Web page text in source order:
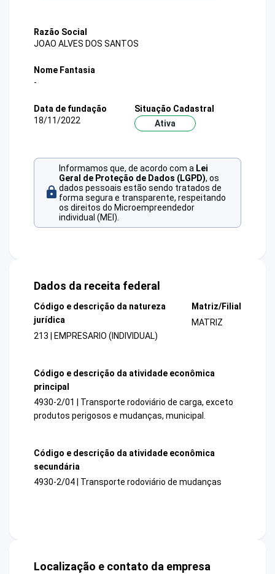
Razão Social
JOAO ALVES DOS SANTOS
Nome Fantasia
-
Data de fundação
18/11/2022
Situação Cadastral
Ativa
Informamos que, de acordo com a Lei
Geral de Proteção de Dados (LGPD), os
dados pessoais estão sendo tratados de
forma segura e transparente, respeitando
os direitos do Microempreendedor
individual (MEI).
Dados da receita federal
Código e descrição da natureza
jurídica
213 | EMPRESARIO (INDIVIDUAL)
Matriz/Filial
MATRIZ
Código e descrição da atividade econômica
principal
4930-2/01 | Transporte rodoviário de carga, exceto
produtos perigosos e mudanças, municipal.
Código e descrição da atividade econômica
secundária
4930-2/04 | Transporte rodoviário de mudanças
Localização e contato da empresa